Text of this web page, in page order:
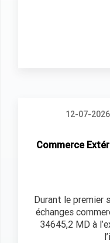
12-07-2026
Commerce
Durant le premier
échanges
34645,2 MD à